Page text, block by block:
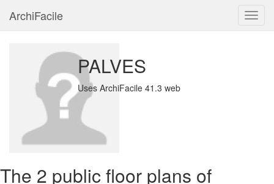
ArchiFacile
PALVES
Uses ArchiFacile 41.3 web
The 2 public floor plans of